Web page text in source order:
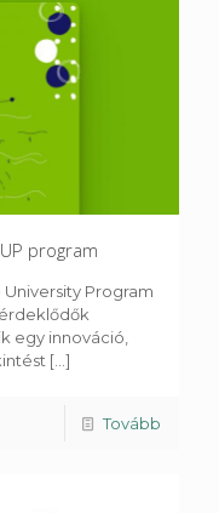
program
Program
egy innováció,
[...]
Tovább